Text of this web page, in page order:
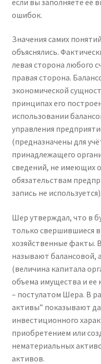
ошибок.
Значения самих
объяснялись.
левая сторона любого
правая сторона.
экономической
принципах его
использовании
управления
(предназначены для
принадлежащего
сведений, не имеющих
обязательствам
запись не используется).
Шер утверждал, что в
только свершившиеся
хозяйственные факты.
называют балансовой,
(величина капитала
объема имущества и ее
– постулатом Шера. В
активы” показывают
инвестиционного
приобретением или
нематериальных
активов.